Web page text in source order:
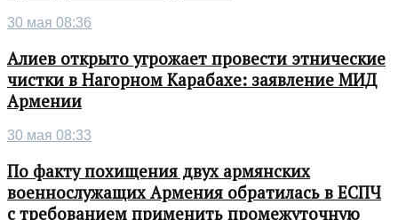
30 мая 08:36
Алиев открыто угрожает провести этнические
чистки в Нагорном Карабахе: заявление МИД
Армении
30 мая 08:33
По факту похищения двух армянских
военнослужащих Армения обратилась в ЕСПЧ
с требованием применить промежуточную